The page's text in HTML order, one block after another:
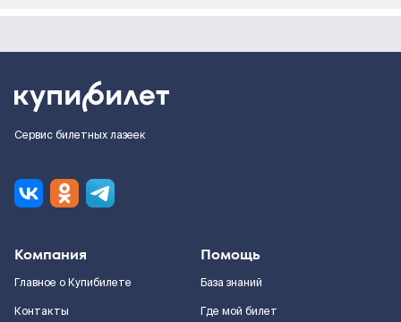
Сервис билетных лазеек
Компания
Главное о Купибилете
Контакты
Помощь
База знаний
Где мой билет